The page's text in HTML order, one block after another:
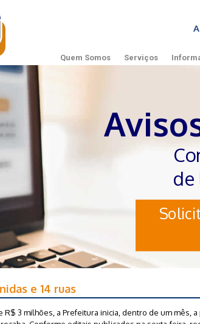
Quem Somos Serviços
de
e 14 ruas
3 milhões, a Prefeitura inicia, dentro de um mês, a